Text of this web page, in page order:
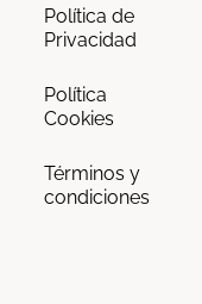
Política de
Privacidad
Política
Cookies
Términos y
condiciones